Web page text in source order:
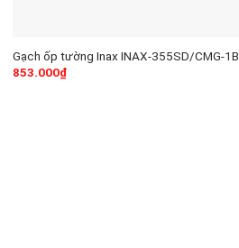
Gạch ốp tường Inax INAX-355SD/CMG-1B
853.000₫